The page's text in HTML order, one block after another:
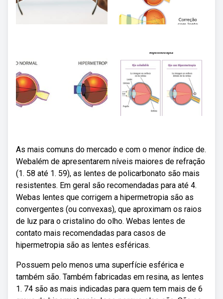
As mais comuns do mercado e com o menor índice de.
Webalém de apresentarem níveis maiores de refração
(1. 58 até 1. 59), as lentes de policarbonato são mais
resistentes. Em geral são recomendadas para até 4.
Webas lentes que corrigem a hipermetropia são as
convergentes (ou convexas), que aproximam os raios
de luz para o cristalino do olho. Webas lentes de
contato mais recomendadas para casos de
hipermetropia são as lentes esféricas.
Possuem pelo menos uma superfície esférica e
também são. Também fabricadas em resina, as lentes
1. 74 são as mais indicadas para quem tem mais de 6